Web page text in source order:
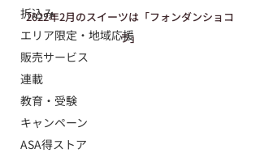
折込み
エリア限定・地域応援
販売サービス
連載
教育・受験
キャンペーン
ASA得ストア
2022年2月のスイーツは「フォンダンショコ
ラ」